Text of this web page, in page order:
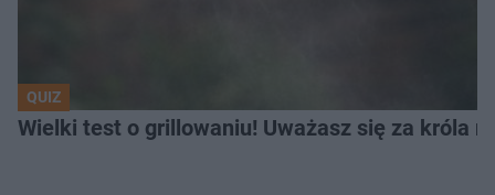
QUIZ
Wielki test o grillowaniu! Uważasz się za króla